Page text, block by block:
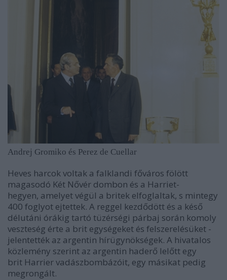
Andrej Gromiko és Perez de Cuellar
Heves harcok voltak a falklandi főváros fölött
magasodó Két Nővér dombon és a Harriet-
hegyen, amelyet végül a britek elfoglaltak, s mintegy
400 foglyot ejtettek. A reggel kezdődött és a késő
délutáni órákig tartó tüzérségi párbaj során komoly
veszteség érte a brit egységeket és felszerelésüket -
jelentették az argentin hírügynökségek. A hivatalos
közlemény szerint az argentin haderő lelőtt egy
brit Harrier vadászbombázóit, egy másikat pedig
megrongált.